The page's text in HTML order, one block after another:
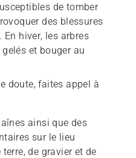
de tomber
des blessures
En hiver, les arbres
et bouger au
doute, faites appel à
ainsi que des
sur le lieu
de gravier et de